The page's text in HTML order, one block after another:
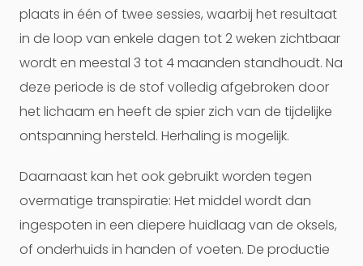
plaats in één of twee sessies, waarbij het resultaat
in de loop van enkele dagen tot 2 weken zichtbaar
wordt en meestal 3 tot 4 maanden standhoudt. Na
deze periode is de stof volledig afgebroken door
het lichaam en heeft de spier zich van de tijdelijke
ontspanning hersteld. Herhaling is mogelijk.
Daarnaast kan het ook gebruikt worden tegen
overmatige transpiratie: Het middel wordt dan
ingespoten in een diepere huidlaag van de oksels,
of onderhuids in handen of voeten. De productie